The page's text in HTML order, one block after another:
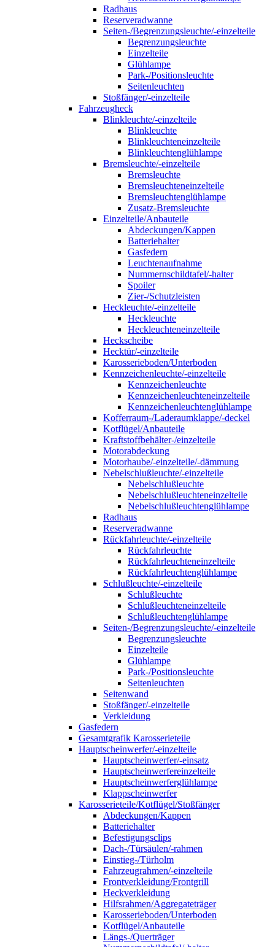
Radhaus
Reserveradwanne
Seiten-/Begrenzungsleuchte/-einzelteile
Begrenzungsleuchte
Einzelteile
Glühlampe
Park-/Positionsleuchte
Seitenleuchten
Stoßfänger/-einzelteile
Fahrzeugheck
Blinkleuchte/-einzelteile
Blinkleuchte
Blinkleuchteneinzelteile
Blinkleuchtenglühlampe
Bremsleuchte/-einzelteile
Bremsleuchte
Bremsleuchteneinzelteile
Bremsleuchtenglühlampe
Zusatz-Bremsleuchte
Einzelteile/Anbauteile
Abdeckungen/Kappen
Batteriehalter
Gasfedern
Leuchtenaufnahme
Nummernschildtafel/-halter
Spoiler
Zier-/Schutzleisten
Heckleuchte/-einzelteile
Heckleuchte
Heckleuchteneinzelteile
Heckscheibe
Hecktür/-einzelteile
Karosserieboden/Unterboden
Kennzeichenleuchte/-einzelteile
Kennzeichenleuchte
Kennzeichenleuchteneinzelteile
Kennzeichenleuchtenglühlampe
Kofferraum-/Laderaumklappe/-deckel
Kotflügel/Anbauteile
Kraftstoffbehälter-/einzelteile
Motorabdeckung
Motorhaube/-einzelteile/-dämmung
Nebelschlußleuchte/-einzelteile
Nebelschlußleuchte
Nebelschlußleuchteneinzelteile
Nebelschlußleuchtenglühlampe
Radhaus
Reserveradwanne
Rückfahrleuchte/-einzelteile
Rückfahrleuchte
Rückfahrleuchteneinzelteile
Rückfahrleuchtenglühlampe
Schlußleuchte/-einzelteile
Schlußleuchte
Schlußleuchteneinzelteile
Schlußleuchtenglühlampe
Seiten-/Begrenzungsleuchte/-einzelteile
Begrenzungsleuchte
Einzelteile
Glühlampe
Park-/Positionsleuchte
Seitenleuchten
Seitenwand
Stoßfänger/-einzelteile
Verkleidung
Gasfedern
Gesamtgrafik Karosserieteile
Hauptscheinwerfer/-einzelteile
Hauptscheinwerfer/-einsatz
Hauptscheinwerfereinzelteile
Hauptscheinwerferglühlampe
Klappscheinwerfer
Karosserieteile/Kotflügel/Stoßfänger
Abdeckungen/Kappen
Batteriehalter
Befestigungsclips
Dach-/Türsäulen/-rahmen
Einstieg-/Türholm
Fahrzeugrahmen/-einzelteile
Frontverkleidung/Frontgrill
Heckverkleidung
Hilfsrahmen/Aggregateträger
Karosserieboden/Unterboden
Kotflügel/Anbauteile
Längs-/Querträger